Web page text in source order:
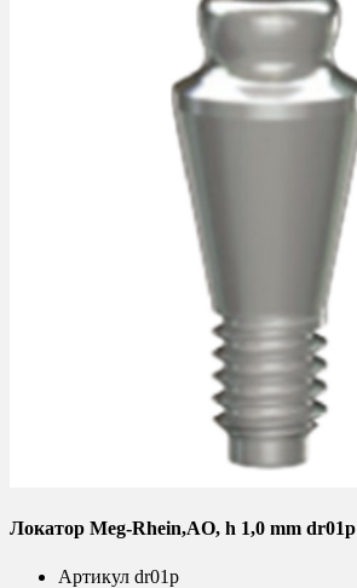
Локатор Meg-Rhein,AO, h 1,0 mm dr01p
Артикул dr01p